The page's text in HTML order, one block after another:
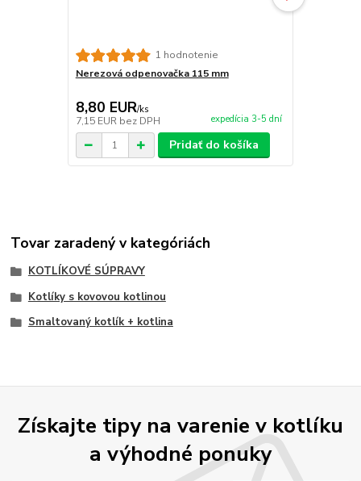
1 hodnotenie
Nerezová odpenovačka 115 mm
8,80 EUR/ks
7,15 EUR bez DPH expedícia 3-5 dní
Pridať do košíka
Tovar zaradený v kategóriách
KOTLÍKOVÉ SÚPRAVY
Kotlíky s kovovou kotlinou
Smaltovaný kotlík + kotlina
Získajte tipy na varenie v kotlíku
a výhodné ponuky